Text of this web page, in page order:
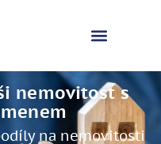
nemovitost s
na nemovitosti